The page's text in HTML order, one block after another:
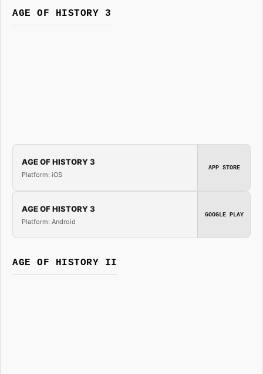
AGE OF HISTORY 3
AGE OF HISTORY 3
Platform: iOS
APP STORE
AGE OF HISTORY 3
Platform: Android
GOOGLE PLAY
AGE OF HISTORY II